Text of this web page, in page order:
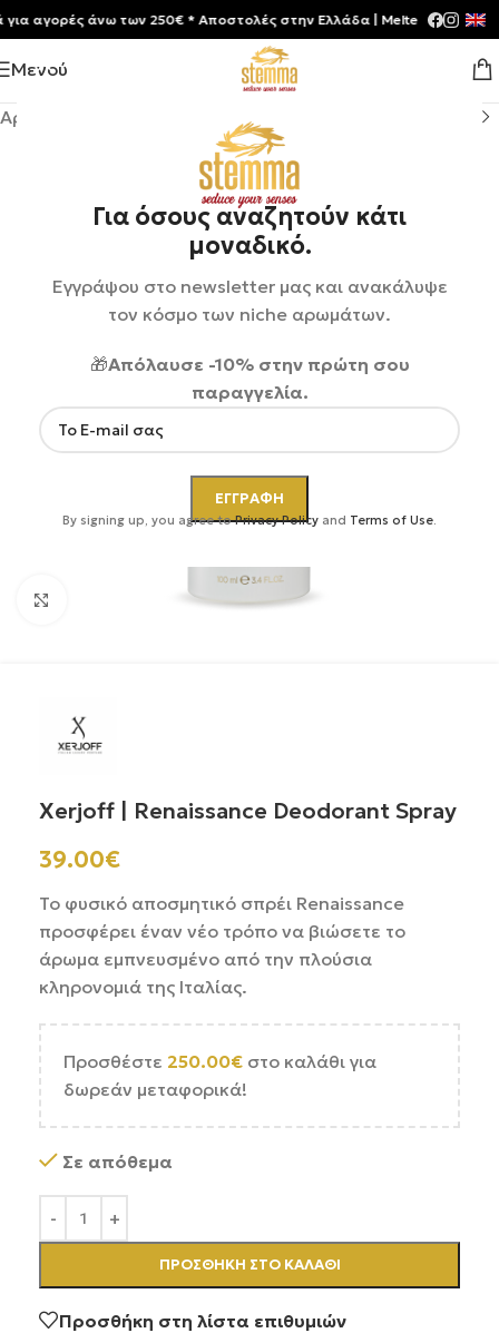
Για όσους αναζητούν κάτι
μοναδικό.
Εγγράψου στο newsletter μας και ανακάλυψε
τον κόσμο των niche αρωμάτων.
🎁Απόλαυσε -10% στην πρώτη σου
παραγγελία.
By signing up, you agree toPrivacy Policy and Terms of Use.
Μενού
Αρχική σελίδα Καλλυντικά
Κάντε κλικ για μεγέθυνση
Xerjoff | Renaissance Deodorant Spray
39.00€
Το φυσικό αποσμητικό σπρέι Renaissance
προσφέρει έναν νέο τρόπο να βιώσετε το
άρωμα εμπνευσμένο από την πλούσια
κληρονομιά της Ιταλίας.
Προσθέστε 250.00€ στο καλάθι για
δωρεάν μεταφορικά!
Σε απόθεμα
ΠΡΟΣΘΉΚΗ ΣΤΟ ΚΑΛΆΘΙ
Προσθήκη στη λίστα επιθυμιών
αγορές άνω των 250€ * Aποστολές στην Ελλάδα | Meltemia Exclusive